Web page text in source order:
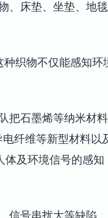
、床垫、坐垫、地
织物不仅能感知
把石墨烯等纳米材
纤维等新型材料以
体及环境信号的感
信号串扰大等缺陷